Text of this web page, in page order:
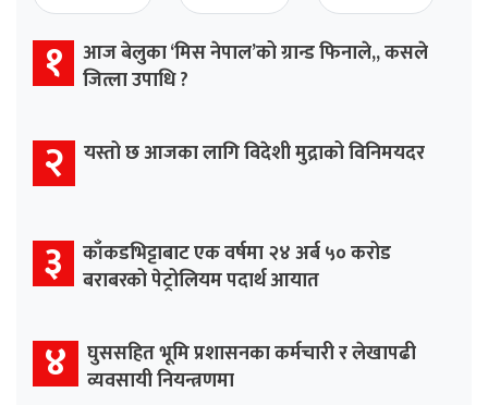
१
आज बेलुका ‘मिस नेपाल’को ग्रान्ड फिनाले,, कसले
जित्ला उपाधि ?
२ यस्तो छ आजका लागि विदेशी मुद्राको विनिमयदर
३
काँकडभिट्टाबाट एक वर्षमा २४ अर्ब ५० करोड
बराबरको पेट्रोलियम पदार्थ आयात
४
घुससहित भूमि प्रशासनका कर्मचारी र लेखापढी
व्यवसायी नियन्त्रणमा